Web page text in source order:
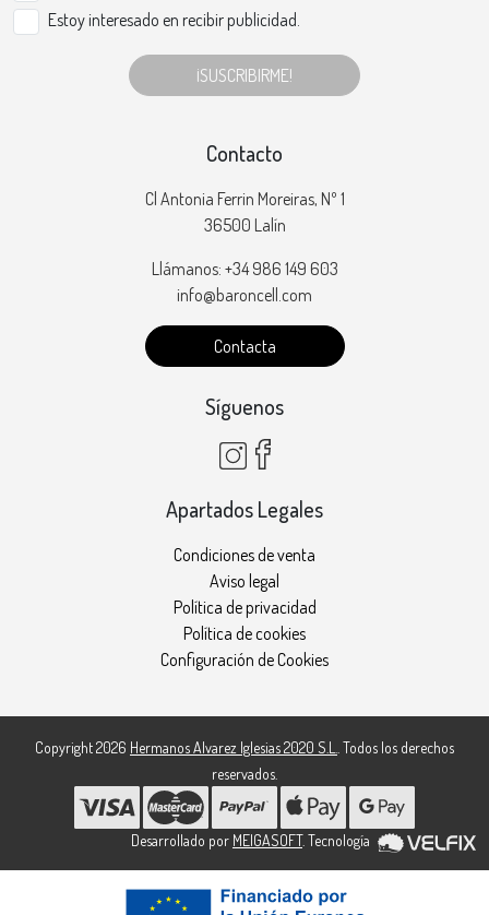
Estoy interesado en recibir publicidad.
¡SUSCRIBIRME!
Contacto
Cl Antonia Ferrin Moreiras, Nº 1
36500 Lalín
Llámanos: +34 986 149 603
info@baroncell.com
Contacta
Síguenos
Apartados Legales
Condiciones de venta
Aviso legal
Política de privacidad
Política de cookies
Configuración de Cookies
Copyright 2026 Hermanos Alvarez Iglesias 2020 S.L.. Todos los derechos
reservados.
Desarrollado por MEIGASOFT. Tecnología